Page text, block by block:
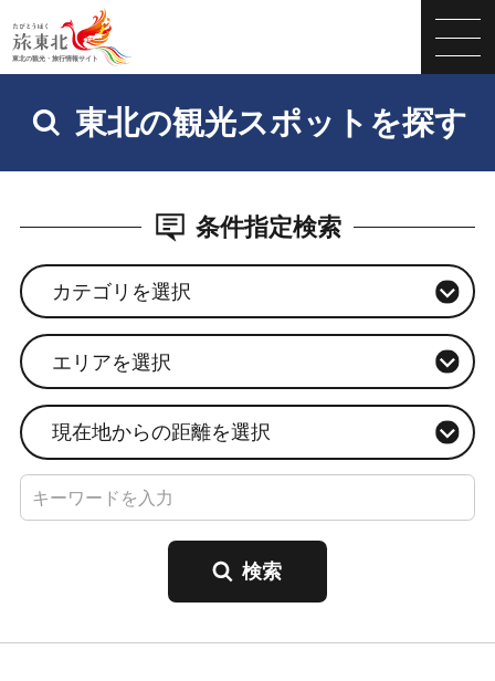
東北の観光スポットを探す
条件指定検索
カテゴリを選択
エリアを選択
現在地からの距離を選択